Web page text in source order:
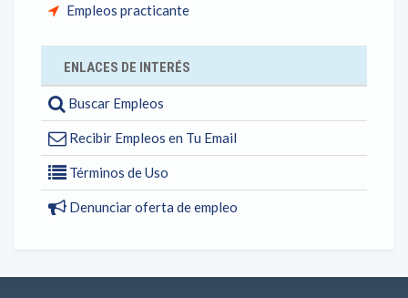
Empleos practicante
ENLACES DE INTERÉS
Buscar Empleos
Recibir Empleos en Tu Email
Términos de Uso
Denunciar oferta de empleo